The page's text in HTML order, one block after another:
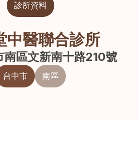
診所資料
中醫聯合診所
區文新南十路210號
台中市 南區